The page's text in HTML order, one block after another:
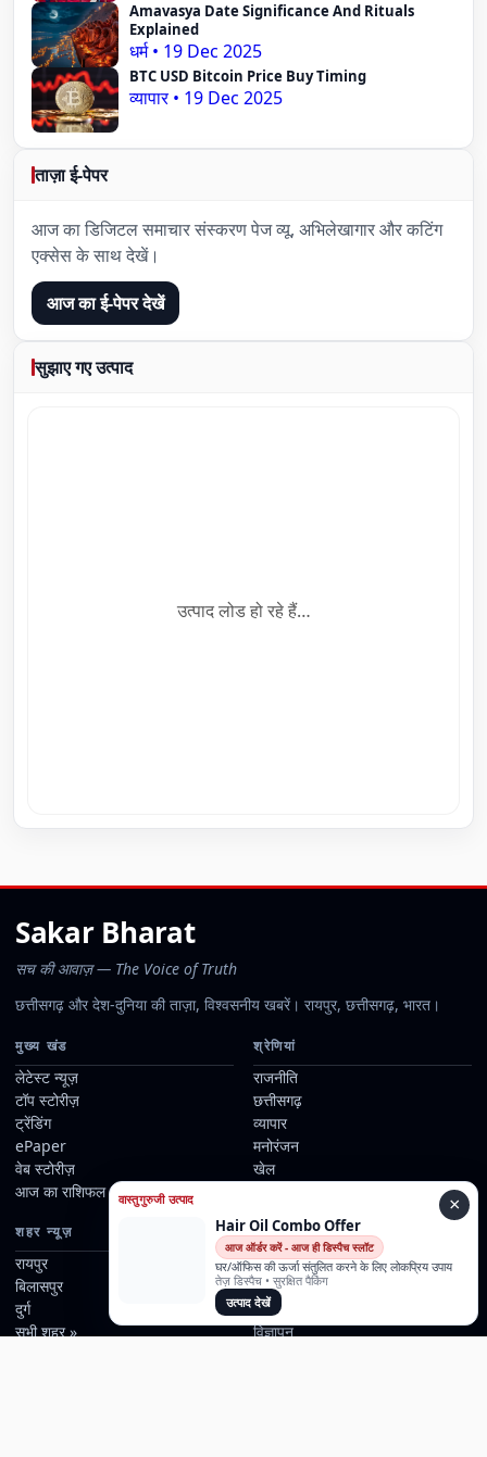
×
वास्तुगुरुजी उत्पाद
Hair Oil Combo Offer
आज ऑर्डर करें - आज ही डिस्पैच स्लॉट
घर/ऑफिस की ऊर्जा संतुलित करने के लिए लोकप्रिय उपाय
तेज़ डिस्पैच • सुरक्षित पैकिंग
उत्पाद देखें
Amavasya Date Significance And Rituals
Explained
धर्म • 19 Dec 2025
BTC USD Bitcoin Price Buy Timing
व्यापार • 19 Dec 2025
ताज़ा ई-पेपर
आज का डिजिटल समाचार संस्करण पेज व्यू, अभिलेखागार और कटिंग
एक्सेस के साथ देखें।
आज का ई-पेपर देखें
सुझाए गए उत्पाद
उत्पाद लोड हो रहे हैं…
Sakar Bharat
सच की आवाज़ — The Voice of Truth
छत्तीसगढ़ और देश-दुनिया की ताज़ा, विश्वसनीय खबरें। रायपुर, छत्तीसगढ़, भारत।
मुख्य खंड
लेटेस्ट न्यूज़
टॉप स्टोरीज़
ट्रेंडिंग
ePaper
वेब स्टोरीज़
आज का राशिफल
श्रेणियां
राजनीति
छत्तीसगढ़
व्यापार
मनोरंजन
खेल
शहर न्यूज़
रायपुर
बिलासपुर
दुर्ग
सभी शहर »
जानकारी
हमारे बारे में
हमारे रिपोर्टर्स
संपर्क
विज्ञापन